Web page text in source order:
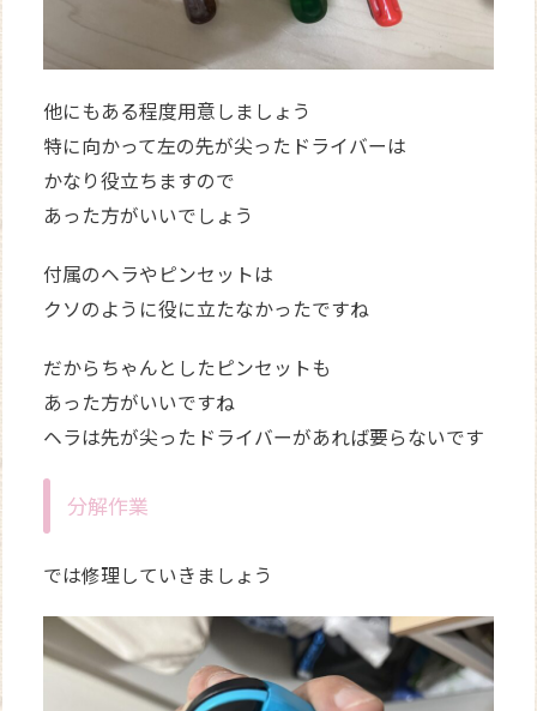
他にもある程度用意しましょう
特に向かって左の先が尖ったドライバーは
かなり役立ちますので
あった方がいいでしょう
付属のヘラやピンセットは
クソのように役に立たなかったですね
だからちゃんとしたピンセットも
あった方がいいですね
ヘラは先が尖ったドライバーがあれば要らないです
分解作業
では修理していきましょう